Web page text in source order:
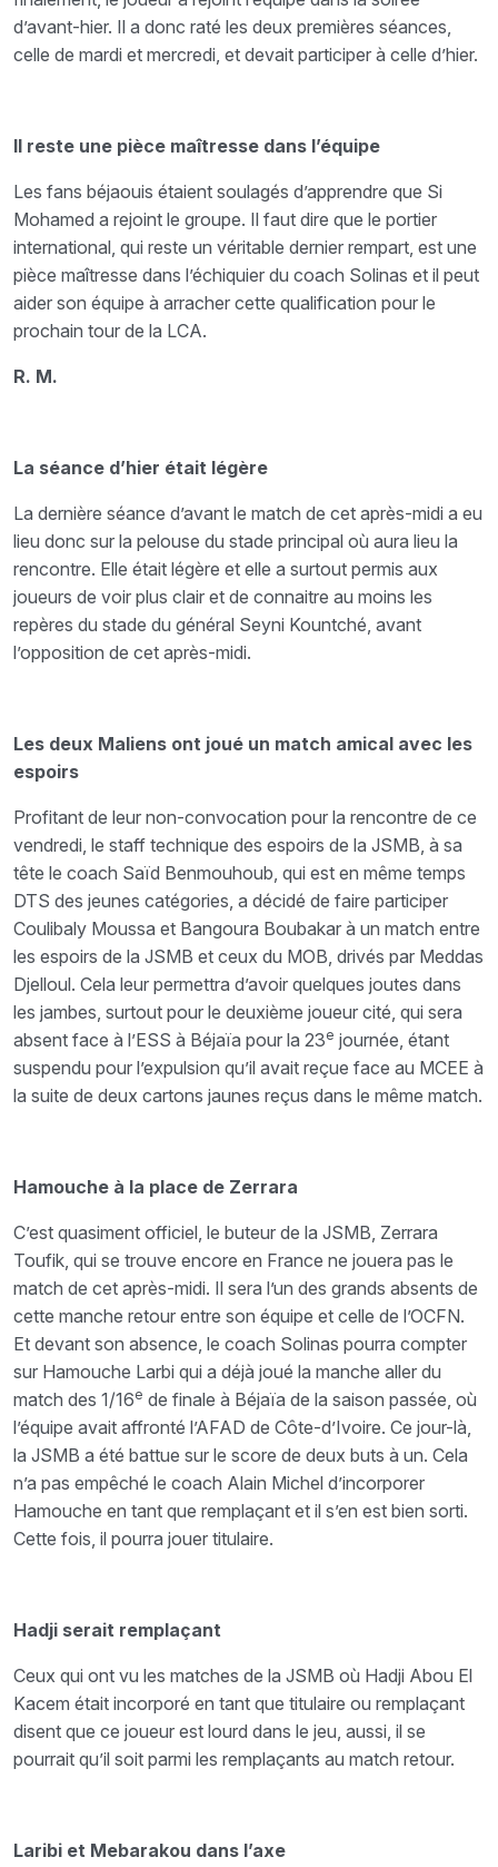
d’avant-hier. Il a donc raté les deux premières séances,
celle de mardi et mercredi, et devait participer à celle d’hier.
Il reste une pièce maîtresse dans l’équipe
Les fans béjaouis étaient soulagés d’apprendre que Si
Mohamed a rejoint le groupe. Il faut dire que le portier
international, qui reste un véritable dernier rempart, est une
pièce maîtresse dans l’échiquier du coach Solinas et il peut
aider son équipe à arracher cette qualification pour le
prochain tour de la LCA.
R. M.
La séance d’hier était légère
La dernière séance d’avant le match de cet après-midi a eu
lieu donc sur la pelouse du stade principal où aura lieu la
rencontre. Elle était légère et elle a surtout permis aux
joueurs de voir plus clair et de connaitre au moins les
repères du stade du général Seyni Kountché, avant
l’opposition de cet après-midi.
Les deux Maliens ont joué un match amical avec les
espoirs
Profitant de leur non-convocation pour la rencontre de ce
vendredi, le staff technique des espoirs de la JSMB, à sa
tête le coach Saïd Benmouhoub, qui est en même temps
DTS des jeunes catégories, a décidé de faire participer
Coulibaly Moussa et Bangoura Boubakar à un match entre
les espoirs de la JSMB et ceux du MOB, drivés par Meddas
Djelloul. Cela leur permettra d’avoir quelques joutes dans
les jambes, surtout pour le deuxième joueur cité, qui sera
absent face à l’ESS à Béjaïa pour la 23e journée, étant
suspendu pour l’expulsion qu’il avait reçue face au MCEE à
la suite de deux cartons jaunes reçus dans le même match.
Hamouche à la place de Zerrara
C’est quasiment officiel, le buteur de la JSMB, Zerrara
Toufik, qui se trouve encore en France ne jouera pas le
match de cet après-midi. Il sera l’un des grands absents de
cette manche retour entre son équipe et celle de l’OCFN.
Et devant son absence, le coach Solinas pourra compter
sur Hamouche Larbi qui a déjà joué la manche aller du
match des 1/16e de finale à Béjaïa de la saison passée, où
l’équipe avait affronté l’AFAD de Côte-d’Ivoire. Ce jour-là,
la JSMB a été battue sur le score de deux buts à un. Cela
n’a pas empêché le coach Alain Michel d’incorporer
Hamouche en tant que remplaçant et il s’en est bien sorti.
Cette fois, il pourra jouer titulaire.
Hadji serait remplaçant
Ceux qui ont vu les matches de la JSMB où Hadji Abou El
Kacem était incorporé en tant que titulaire ou remplaçant
disent que ce joueur est lourd dans le jeu, aussi, il se
pourrait qu’il soit parmi les remplaçants au match retour.
Laribi et Mebarakou dans l’axe